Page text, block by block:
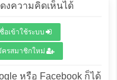
งความคิดเห็นได้
อเข้าใช้ระบบ
ครสมาชิกใหม่
หรือ Facebook ก็ได้